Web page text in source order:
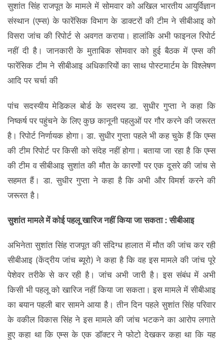
सुशांत सिंह राजपूत के मामले में सोमवार को अखिल भारतीय आयुर्विज्ञान
संस्थान (एम्स) के फारेंसिक विभाग के डाक्टरों की टीम ने सीबीआइ को
विसरा जांच की रिपोर्ट से अवगत कराया। हालांकि अभी फाइनल रिपोर्ट
नहीं दी है। जानकारी के मुताबिक सोमवार को हुई बैठक में एम्स की
फारेंसिक टीम ने सीबीआइ अधिकारियों का साथ पोस्टमार्टम के विश्लेषण
आदि पर चर्चा की
पांच सदस्यीय मेडिकल बोर्ड के सदस्य डा. सुधीर गुप्ता ने कहा कि
निष्कर्ष पर पहुंचने के लिए कुछ कानूनी पहलुओं पर गौर करने की जरूरत
है। रिपोर्ट निर्णायक होगा। डा. सुधीर गुप्ता पहले भी कह चुके हैं कि एम्स
की टीम रिपोर्ट पर किसी को संदेह नहीं होगा। बताया जा रहा है कि एम्स
की टीम व सीबीआइ सुशांत की मौत के कारणों पर एक दूसरे की जांच से
सहमत हैं। डा. सुधीर गुप्ता ने कहा है कि अभी और विमर्श करने की
जरूरत है।
सुशांत मामले में कोई पहलू खारिज नहीं किया जा सकता : सीबीआइ
अभिनेता सुशांत सिंह राजपूत की संदिग्ध हालात में मौत की जांच कर रही
सीबीआइ (केंद्रीय जांच ब्यूरो) ने कहा है कि वह इस मामले की जांच पूरे
पेशेवर तरीके से कर रही है। जांच अभी जारी है। इस संबंध में अभी
किसी भी पहलू को खारिज नहीं किया जा सकता। इस मामले में सीबीआइ
का बयान पहली बार सामने आया है। तीन दिन पहले सुशांत सिंह परिवार
के वकील विकास सिंह ने इस मामले की जांच भटकने का आरोप लगाते
हुए कहा था कि एम्स के एक डॉक्टर ने फोटो देखकर कहा था कि यह